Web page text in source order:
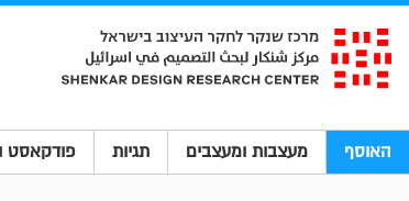
האוסף מעצבות ומעצבים תגיות פודקאסט